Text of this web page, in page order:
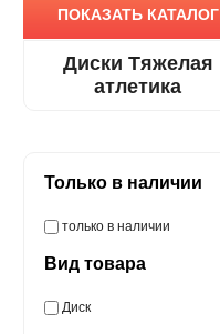
ПОКАЗАТЬ КАТАЛОГ
Диски Тяжелая
атлетика
Только в наличии
только в наличии
Вид товара
Диск